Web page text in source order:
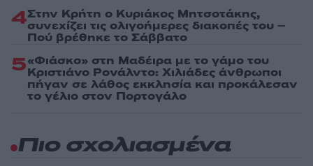
4Στην Κρήτη ο Κυριάκος Μητσοτάκης,
συνεχίζει τις ολιγοήμερες διακοπές του –
Πού βρέθηκε το Σάββατο
5«Φιάσκο» στη Μαδέιρα με το γάμο του
Κριστιάνο Ρονάλντο: Χιλιάδες άνθρωποι
πήγαν σε λάθος εκκλησία και προκάλεσαν
το γέλιο στον Πορτογάλο
Πιο σχολιασμένα